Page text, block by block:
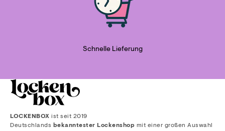
Schnelle Lieferung
LOCKENBOX ist seit 2019
Deutschlands bekanntester Lockenshop mit einer großen Auswahl